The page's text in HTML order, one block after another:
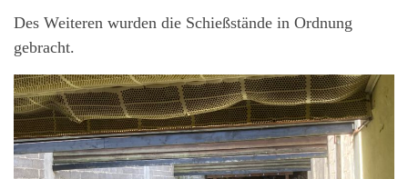
Des Weiteren wurden die Schießstände in Ordnung
gebracht.